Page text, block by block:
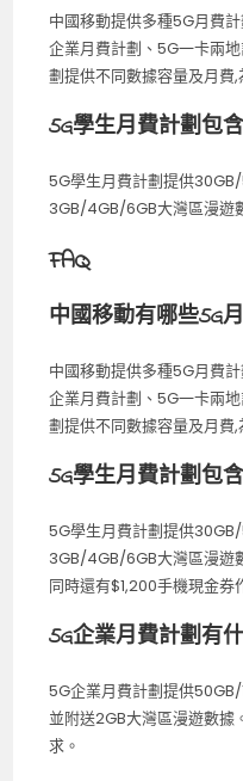
中國移動提供多種5G月費
企業月費計劃、5G一卡兩
劃提供不同數據容量及月費
5G學生月費計劃包
5G學生月費計劃提供
3GB/4GB/6GB大灣區漫遊
FAQ
中國移動有哪些5G
中國移動提供多種5G月費
企業月費計劃、5G一卡兩
劃提供不同數據容量及月費
5G學生月費計劃包
5G學生月費計劃提供
3GB/4GB/6GB大灣區漫遊
同時還有$1,200手機現金券
5G企業月費計劃有
5G企業月費計劃提供
並附送2GB大灣區漫遊數據
求。